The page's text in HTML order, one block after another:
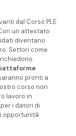
dal Corso PLE
un attestato
diventano
Settori come
pronti a
corso non
lavoro in
i datori di
opportunità